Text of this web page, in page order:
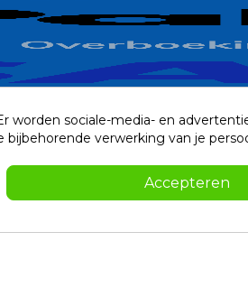
2026 Noviostores.nl. Alle rechten voorbehouden.
worden sociale-media- en
verwerking van je
Accepteren